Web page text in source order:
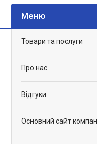
Товари та послуги
Про нас
Відгуки
Основний сайт